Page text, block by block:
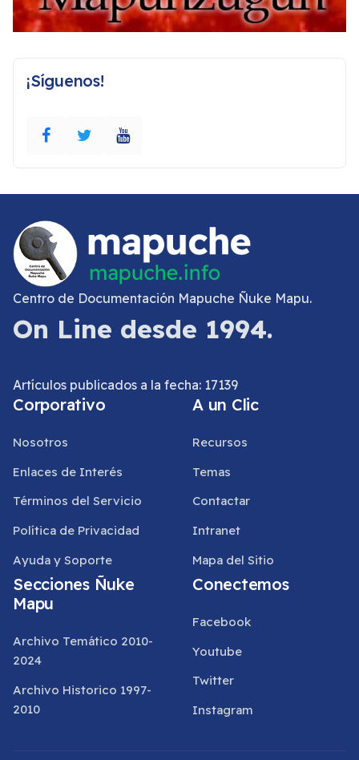
¡Síguenos!
Centro de Documentación Mapuche Ñuke Mapu.
On Line desde 1994.
Artículos publicados a la fecha: 17139
Corporativo
Nosotros
Enlaces de Interés
Términos del Servicio
Política de Privacidad
Ayuda y Soporte
A un Clic
Recursos
Temas
Contactar
Intranet
Mapa del Sitio
Secciones Ñuke
Mapu
Archivo Temático 2010-
2024
Archivo Historico 1997-
2010
Conectemos
Facebook
Youtube
Twitter
Instagram